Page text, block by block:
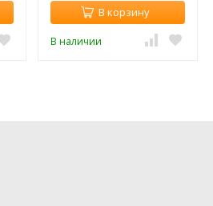
В корзину
В наличии